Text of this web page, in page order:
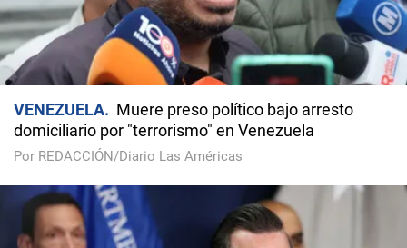
VENEZUELA
Muere preso político bajo arresto
domiciliario por "terrorismo" en Venezuela
Por REDACCIÓN/Diario Las Américas